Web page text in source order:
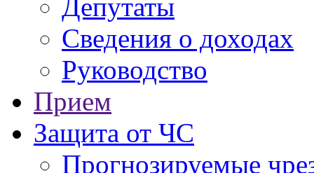
Депутаты
Сведения о доходах
Руководство
Прием
Защита от ЧС
Прогнозируемые